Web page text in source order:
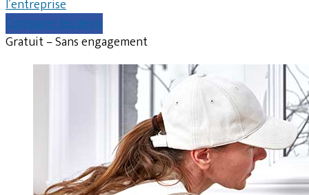
l’entreprise
Comparer les devis
Gratuit – Sans engagement